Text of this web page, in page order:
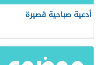
أدعية صباحية قصيرة